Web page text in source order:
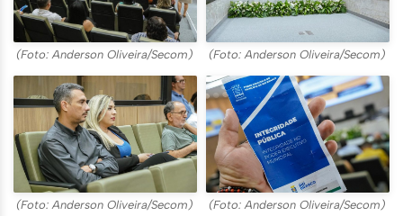
(Foto: Anderson Oliveira/Secom) (Foto: Anderson Oliveira/Secom)
(Foto: Anderson Oliveira/Secom) (Foto: Anderson Oliveira/Secom)